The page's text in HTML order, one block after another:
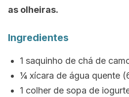
as olheiras.
Ingredientes
1 saquinho de chá de
¼ xícara de água quente
1 colher de sopa de